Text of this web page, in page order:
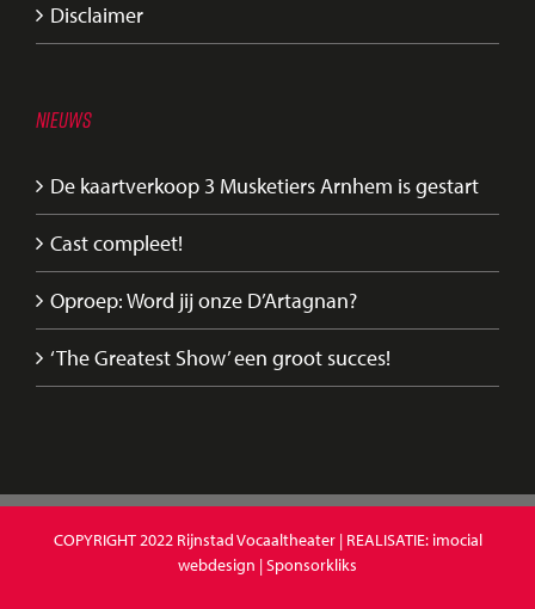
Disclaimer
NIEUWS
De kaartverkoop 3 Musketiers Arnhem is gestart
Cast compleet!
Oproep: Word jij onze D’Artagnan?
‘The Greatest Show’ een groot succes!
COPYRIGHT 2022 Rijnstad Vocaaltheater| REALISATIE: imocial
webdesign |Sponsorkliks